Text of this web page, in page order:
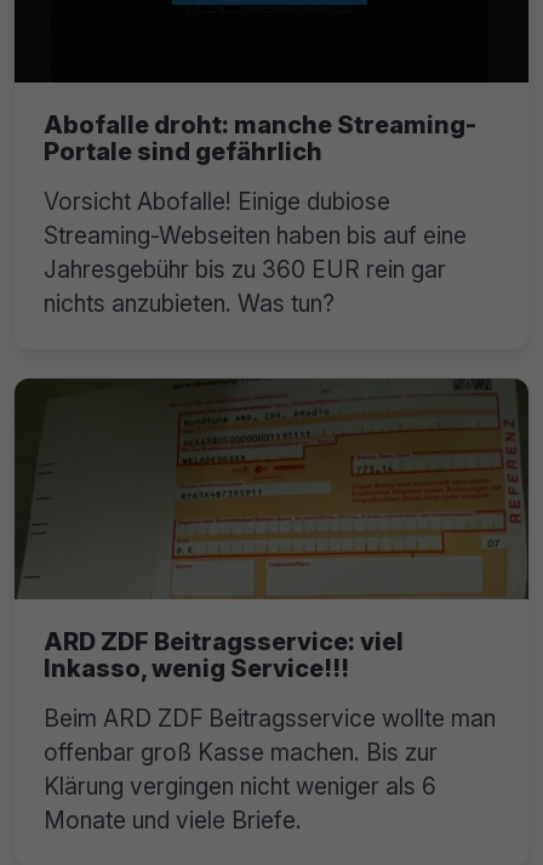
Abofalle droht: manche Streaming-
Portale sind gefährlich
Vorsicht Abofalle! Einige dubiose
Streaming-Webseiten haben bis auf eine
Jahresgebühr bis zu 360 EUR rein gar
nichts anzubieten. Was tun?
ARD ZDF Beitragsservice: viel
Inkasso, wenig Service!!!
Beim ARD ZDF Beitragsservice wollte man
offenbar groß Kasse machen. Bis zur
Klärung vergingen nicht weniger als 6
Monate und viele Briefe.